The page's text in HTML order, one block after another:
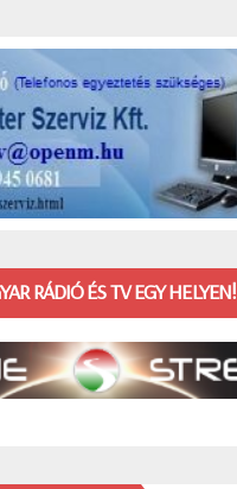
RÁDIÓ ÉS TV EGY HELYEN!